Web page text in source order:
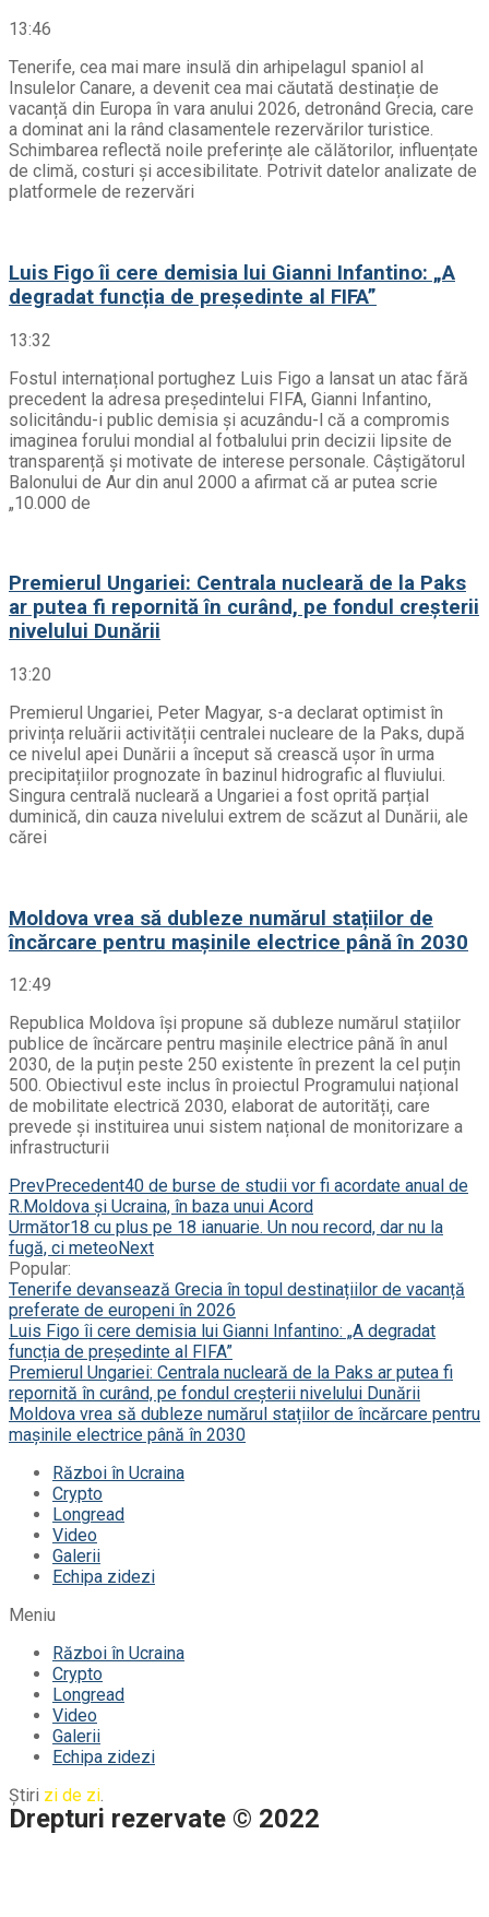
13:46
Tenerife, cea mai mare insulă din arhipelagul spaniol al
Insulelor Canare, a devenit cea mai căutată destinație de
vacanță din Europa în vara anului 2026, detronând Grecia, care
a dominat ani la rând clasamentele rezervărilor turistice.
Schimbarea reflectă noile preferințe ale călătorilor, influențate
de climă, costuri și accesibilitate. Potrivit datelor analizate de
platformele de rezervări
Luis Figo îi cere demisia lui Gianni Infantino: „A
degradat funcția de președinte al FIFA”
13:32
Fostul internațional portughez Luis Figo a lansat un atac fără
precedent la adresa președintelui FIFA, Gianni Infantino,
solicitându-i public demisia și acuzându-l că a compromis
imaginea forului mondial al fotbalului prin decizii lipsite de
transparență și motivate de interese personale. Câștigătorul
Balonului de Aur din anul 2000 a afirmat că ar putea scrie
„10.000 de
Premierul Ungariei: Centrala nucleară de la Paks
ar putea fi repornită în curând, pe fondul creșterii
nivelului Dunării
13:20
Premierul Ungariei, Peter Magyar, s-a declarat optimist în
privința reluării activității centralei nucleare de la Paks, după
ce nivelul apei Dunării a început să crească ușor în urma
precipitațiilor prognozate în bazinul hidrografic al fluviului.
Singura centrală nucleară a Ungariei a fost oprită parțial
duminică, din cauza nivelului extrem de scăzut al Dunării, ale
cărei
Moldova vrea să dubleze numărul stațiilor de
încărcare pentru mașinile electrice până în 2030
12:49
Republica Moldova își propune să dubleze numărul stațiilor
publice de încărcare pentru mașinile electrice până în anul
2030, de la puțin peste 250 existente în prezent la cel puțin
500. Obiectivul este inclus în proiectul Programului național
de mobilitate electrică 2030, elaborat de autorități, care
prevede și instituirea unui sistem național de monitorizare a
infrastructurii
PrevPrecedent40 de burse de studii vor fi acordate anual de
R.Moldova și Ucraina, în baza unui Acord
Următor18 cu plus pe 18 ianuarie. Un nou record, dar nu la
fugă, ci meteoNext
Popular:
Tenerife devansează Grecia în topul destinațiilor de vacanță
preferate de europeni în 2026
Luis Figo îi cere demisia lui Gianni Infantino: „A degradat
funcția de președinte al FIFA”
Premierul Ungariei: Centrala nucleară de la Paks ar putea fi
repornită în curând, pe fondul creșterii nivelului Dunării
Moldova vrea să dubleze numărul stațiilor de încărcare pentru
mașinile electrice până în 2030
Război în Ucraina
Crypto
Longread
Video
Galerii
Echipa zidezi
Meniu
Război în Ucraina
Crypto
Longread
Video
Galerii
Echipa zidezi
Știri zi de zi.
Drepturi rezervate © 2022